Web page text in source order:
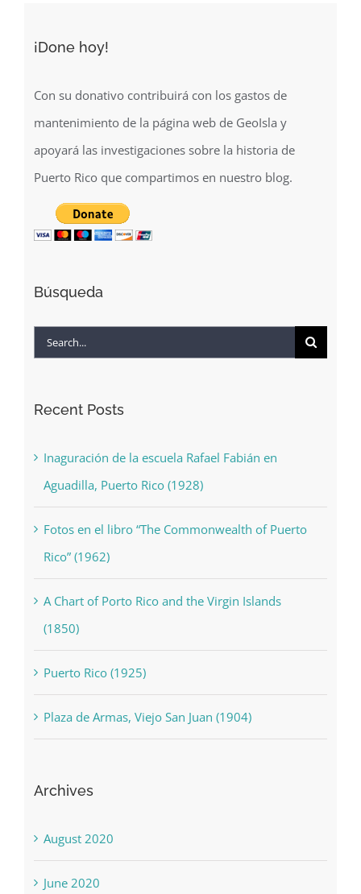
¡Done hoy!
Con su donativo contribuirá con los gastos de
mantenimiento de la página web de GeoIsla y
apoyará las investigaciones sobre la historia de
Puerto Rico que compartimos en nuestro blog.
Búsqueda
Recent Posts
Puerto Rico (1925)
Archives